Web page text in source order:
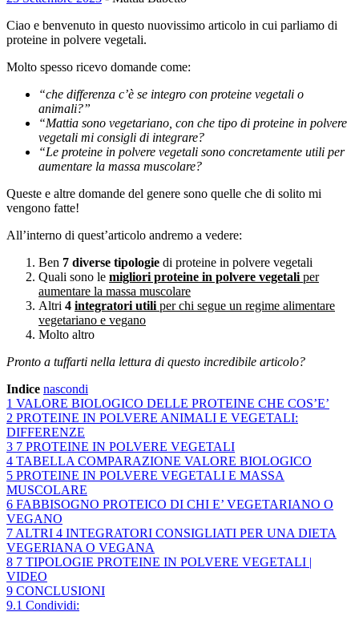
Ciao e benvenuto in questo nuovissimo articolo in cui parliamo di
proteine in polvere vegetali.
Molto spesso ricevo domande come:
“che differenza c’è se integro con proteine vegetali o
animali?”
“Mattia sono vegetariano, con che tipo di proteine in polvere
vegetali mi consigli di integrare?
“Le proteine in polvere vegetali sono concretamente utili per
aumentare la massa muscolare?
Queste e altre domande del genere sono quelle che di solito mi
vengono fatte!
All’interno di quest’articolo andremo a vedere:
Ben 7 diverse tipologie di proteine in polvere vegetali
Quali sono le migliori proteine in polvere vegetali per
aumentare la massa muscolare
Altri 4 integratori utili per chi segue un regime alimentare
vegetariano e vegano
Molto altro
Pronto a tuffarti nella lettura di questo incredibile articolo?
Indice nascondi
1 VALORE BIOLOGICO DELLE PROTEINE CHE COS’E’
2 PROTEINE IN POLVERE ANIMALI E VEGETALI:
DIFFERENZE
3 7 PROTEINE IN POLVERE VEGETALI
4 TABELLA COMPARAZIONE VALORE BIOLOGICO
5 PROTEINE IN POLVERE VEGETALI E MASSA
MUSCOLARE
6 FABBISOGNO PROTEICO DI CHI E’ VEGETARIANO O
VEGANO
7 ALTRI 4 INTEGRATORI CONSIGLIATI PER UNA DIETA
VEGERIANA O VEGANA
8 7 TIPOLOGIE PROTEINE IN POLVERE VEGETALI |
VIDEO
9 CONCLUSIONI
9.1 Condividi: